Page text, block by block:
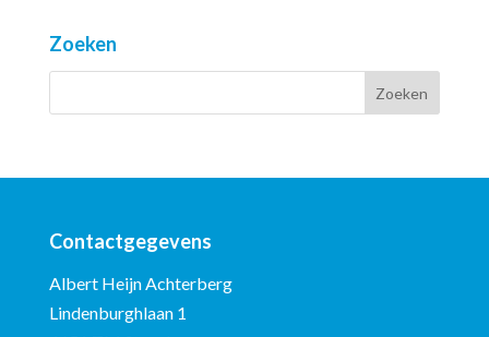
Zoeken
Contactgegevens
Albert Heijn Achterberg
Lindenburghlaan 1